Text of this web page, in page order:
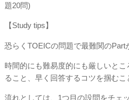
題20問)
【Study tips】
恐らくTOEICの問題で最難関のPart
時間的にも難易度的にも厳しいと
ること、早く回答するコツを掴むこ
流れとしては、1つ目の設問をチェ